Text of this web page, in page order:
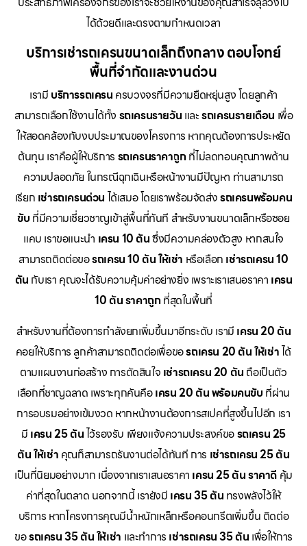
ได้ด้วยดีและตรงตามกำหนดเวลา
บริการเช่ารถเครนขนาดเล็กถึงกลาง ตอบโจทย์
พื้นที่จำกัดและงานด่วน
เรามี บริการรถเครน ครบวงจรที่มีความยืดหยุ่นสูง โดยลูกค้า
สามารถเลือกใช้งานได้ทั้ง รถเครนรายวัน และรถเครนรายเดือน เพื่อ
ให้สอดคล้องกับงบประมาณของโครงการ หากคุณต้องการประหยัด
ต้นทุน เราคือผู้ให้บริการ รถเครนราคาถูกที่ไม่ลดทอนคุณภาพด้าน
ความปลอดภัย ในกรณีฉุกเฉินหรือหน้างานมีปัญหา ท่านสามารถ
เรียก เช่ารถเครนด่วน ได้เสมอ โดยเราพร้อมจัดส่งรถเครนพร้อมคน
ขับ ที่มีความเชี่ยวชาญเข้าสู่พื้นที่ทันที สำหรับงานขนาดเล็กหรือซอย
แคบ เราขอแนะนำ เครน 10 ตันซึ่งมีความคล่องตัวสูง หากสนใจ
สามารถติดต่อขอรถเครน 10 ตัน ให้เช่า หรือเลือก เช่ารถเครน 10
ตัน กับเรา คุณจะได้รับความคุ้มค่าอย่างยิ่ง เพราะเราเสนอราคา เครน
10 ตัน ราคาถูกที่สุดในพื้นที่
สำหรับงานที่ต้องการกำลังยกเพิ่มขึ้นมาอีกระดับ เรามี เครน 20 ตัน
คอยให้บริการ ลูกค้าสามารถติดต่อเพื่อขอรถเครน 20 ตัน ให้เช่าได้
ตามแผนงานก่อสร้าง การตัดสินใจ เช่ารถเครน 20 ตัน ถือเป็นตัว
เลือกที่ชาญฉลาด เพราะทุกคันคือเครน 20 ตัน พร้อมคนขับ ที่ผ่าน
การอบรมอย่างเข้มงวด หากหน้างานต้องการสเปคที่สูงขึ้นไปอีก เรา
มี เครน 25 ตันไว้รองรับ เพียงแจ้งความประสงค์ขอรถเครน 25
ตัน ให้เช่า คุณก็สามารถรันงานต่อได้ทันที การ เช่ารถเครน 25 ตัน
เป็นที่นิยมอย่างมาก เนื่องจากเราเสนอราคา เครน 25 ตัน ราคาดี คุ้ม
ค่าที่สุดในตลาด นอกจากนี้ เรายังมี เครน 35 ตัน ทรงพลังไว้ให้
บริการ หากโครงการคุณมีน้ำหนักเหล็กหรือคอนกรีตเพิ่มขึ้น ติดต่อ
ขอรถเครน 35 ตัน ให้เช่า และทำการ เช่ารถเครน 35 ตัน เพื่อให้การ